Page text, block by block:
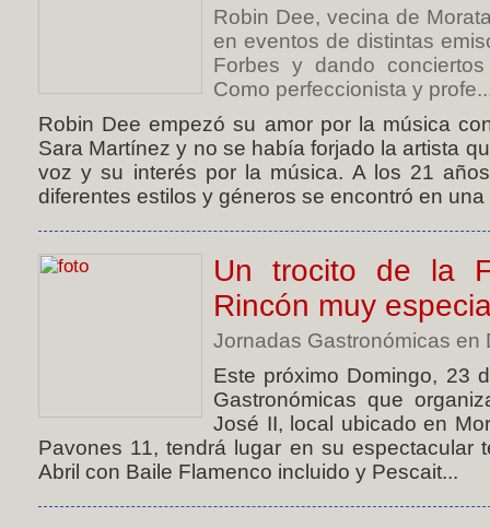
Robin Dee, vecina de
en eventos de distintas
Forbes y dando
Como perfeccionista y
Robin Dee empezó su amor por la música
Sara Martínez y no se había forjado la artista
voz y su interés por la música. A los 21
diferentes estilos y géneros se encontró en una
Un trocito de la
Rincón muy
Jornadas Gastronómicas en
Este próximo Domingo, 23
Gastronómicas que
José II, local ubicado en
Pavones 11, tendrá lugar en su espectacular
Abril con Baile Flamenco incluido y Pescait...